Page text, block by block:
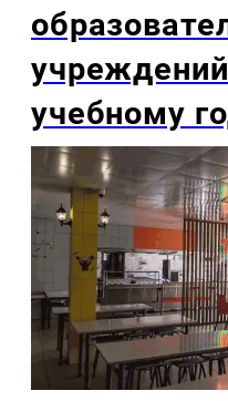
учебному